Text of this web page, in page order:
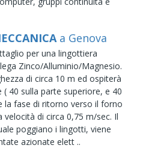
a Genova
per una lingottiera
Zinco/Alluminio/Magnesio.
di circa 10 m ed ospiterà
40 sulla parte superiore, e 40
la fase di ritorno verso il forno
di circa 0,75 m/sec. Il
poggiano i lingotti, viene
azionate elett ..